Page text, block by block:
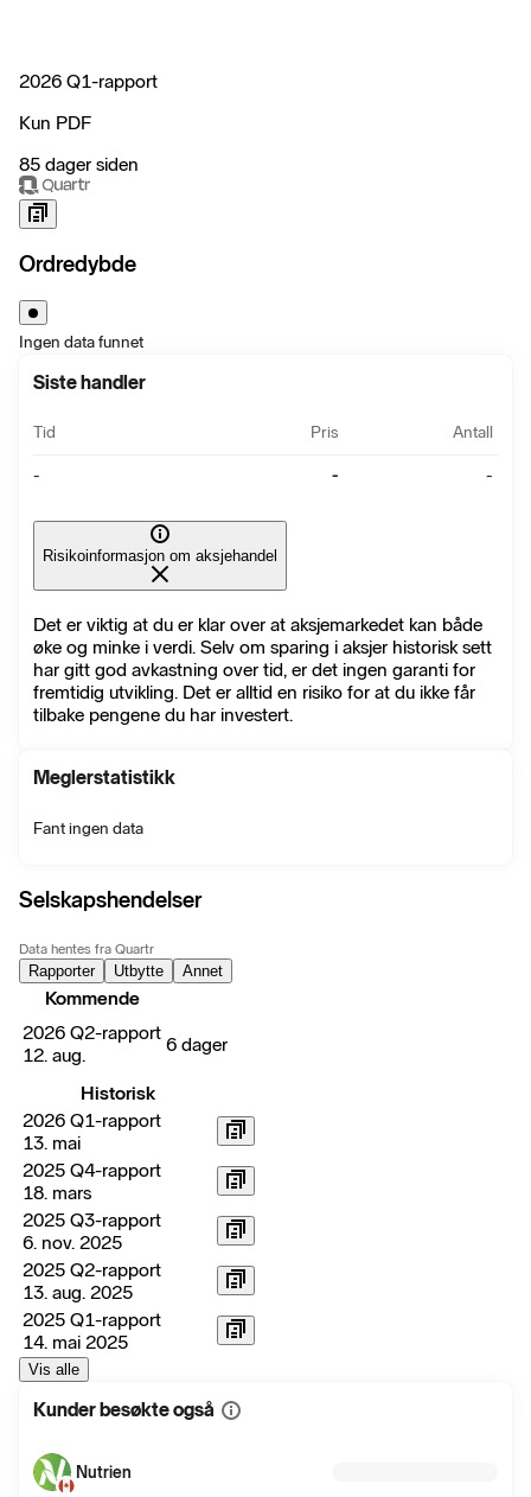
2026 Q1-rapport
Kun PDF
85 dager siden
Ordredybde
Ingen data funnet
Siste handler
Tid Pris Antall
- - -
Risikoinformasjon om aksjehandel
Det er viktig at du er klar over at aksjemarkedet kan både
øke og minke i verdi. Selv om sparing i aksjer historisk sett
har gitt god avkastning over tid, er det ingen garanti for
fremtidig utvikling. Det er alltid en risiko for at du ikke får
tilbake pengene du har investert.
Meglerstatistikk
Fant ingen data
Selskapshendelser
Data hentes fra Quartr
Rapporter Utbytte Annet
Kommende
2026 Q2-rapport
12. aug.
6 dager
Historisk
2026 Q1-rapport
13. mai
2025 Q4-rapport
18. mars
2025 Q3-rapport
6. nov. 2025
2025 Q2-rapport
13. aug. 2025
2025 Q1-rapport
14. mai 2025
Vis alle
Kunder besøkte også Vis
Nutrien